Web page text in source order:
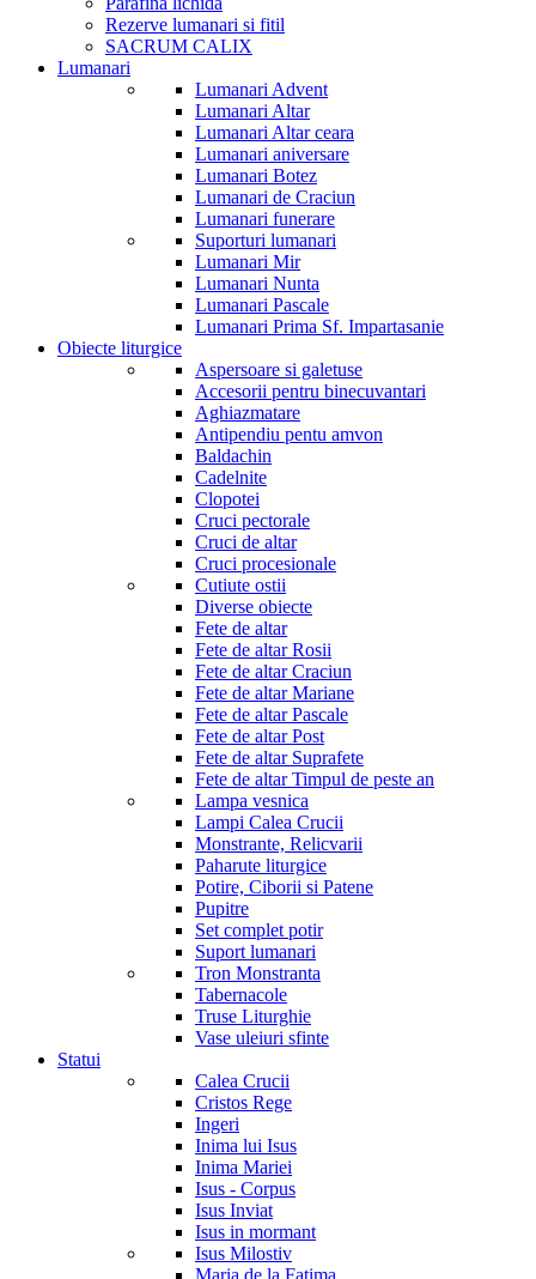
Rezerve lumanari si fitil
SACRUM CALIX
Lumanari
Lumanari Advent
Lumanari Altar
Lumanari Altar ceara
Lumanari aniversare
Lumanari Botez
Lumanari de Craciun
Lumanari funerare
Suporturi lumanari
Lumanari Mir
Lumanari Nunta
Lumanari Pascale
Lumanari Prima Sf. Impartasanie
Obiecte liturgice
Aspersoare si galetuse
Accesorii pentru binecuvantari
Aghiazmatare
Antipendiu pentu amvon
Baldachin
Cadelnite
Clopotei
Cruci pectorale
Cruci de altar
Cruci procesionale
Cutiute ostii
Diverse obiecte
Fete de altar
Fete de altar Rosii
Fete de altar Craciun
Fete de altar Mariane
Fete de altar Pascale
Fete de altar Post
Fete de altar Suprafete
Fete de altar Timpul de peste an
Lampa vesnica
Lampi Calea Crucii
Monstrante, Relicvarii
Paharute liturgice
Potire, Ciborii si Patene
Pupitre
Set complet potir
Suport lumanari
Tron Monstranta
Tabernacole
Truse Liturghie
Vase uleiuri sfinte
Statui
Calea Crucii
Cristos Rege
Ingeri
Inima lui Isus
Inima Mariei
Isus - Corpus
Isus Inviat
Isus in mormant
Isus Milostiv
Maria de la Fatima